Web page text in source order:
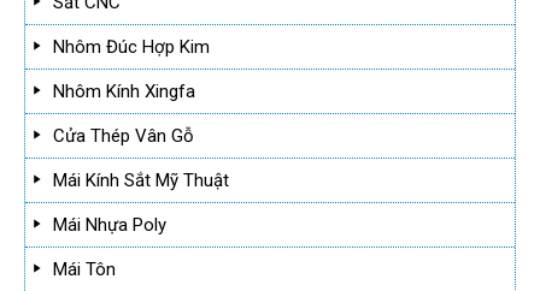
Nhôm Đúc Hợp Kim
Nhôm Kính Xingfa
Cửa Thép Vân Gỗ
Mái Kính Sắt Mỹ Thuật
Mái Nhựa Poly
Mái Tôn